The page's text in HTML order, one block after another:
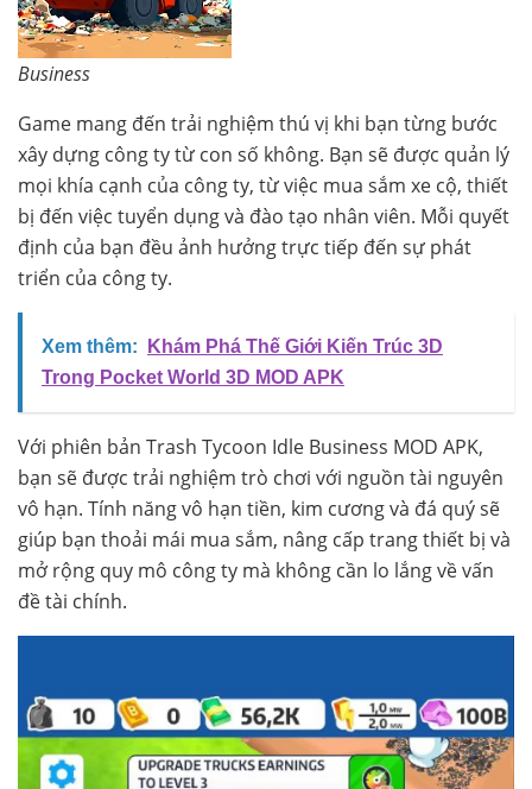
Business
Game mang đến trải nghiệm thú vị khi bạn từng bước
xây dựng công ty từ con số không. Bạn sẽ được quản lý
mọi khía cạnh của công ty, từ việc mua sắm xe cộ, thiết
bị đến việc tuyển dụng và đào tạo nhân viên. Mỗi quyết
định của bạn đều ảnh hưởng trực tiếp đến sự phát
triển của công ty.
Xem thêm:
Khám Phá Thế Giới Kiến Trúc 3D
Trong Pocket World 3D MOD APK
Với phiên bản Trash Tycoon Idle Business MOD APK,
bạn sẽ được trải nghiệm trò chơi với nguồn tài nguyên
vô hạn. Tính năng vô hạn tiền, kim cương và đá quý sẽ
giúp bạn thoải mái mua sắm, nâng cấp trang thiết bị và
mở rộng quy mô công ty mà không cần lo lắng về vấn
đề tài chính.